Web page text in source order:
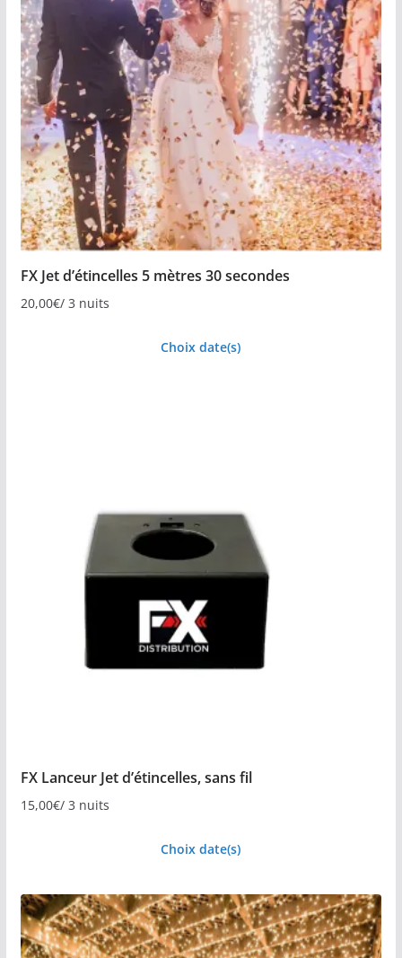
FX Jet d’étincelles 5 mètres 30 secondes
20,00€/ 3 nuits
Choix date(s)
FX Lanceur Jet d’étincelles, sans fil
15,00€/ 3 nuits
Choix date(s)